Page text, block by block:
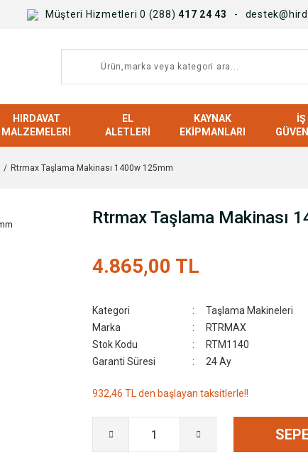
Müşteri Hizmetleri 0 (288) 417 24 43
HIRDAVAT
MALZEMELERI
EL
ALETLERI
KAYNAK
EKIPMANLARI
İŞ
Rtrmax Taşlama Makinası 1400w 125mm
Rtrmax Taşlama Makinası
4.865,00 TL
Kategori
Taşlama Makineleri
Marka
RTRMAX
Stok Kodu
RTM1140
Garanti Süresi
24 Ay
932,46 TL den başlayan taksitlerle!!